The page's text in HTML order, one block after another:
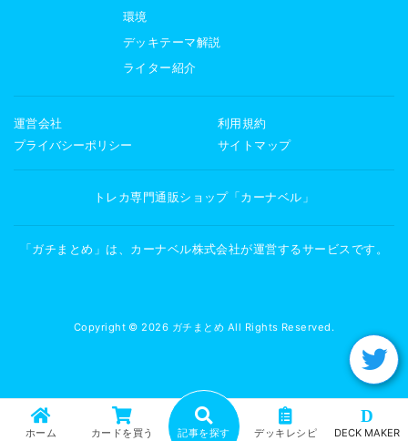
ホーム カードを買う 記事を探す デッキレシピ
D
DECK MAKER
環境
デッキテーマ解説
ライター紹介
運営会社
利用規約
プライバシーポリシー
サイトマップ
トレカ専門通販ショップ「カーナベル」
「ガチまとめ」は、カーナベル株式会社が運営するサービスです。
Copyright © 2026 ガチまとめ All Rights Reserved.